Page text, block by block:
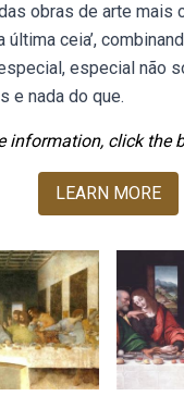
obras de arte
última ceia’,
especial não
e nada do que.
information, click the
LEARN MORE